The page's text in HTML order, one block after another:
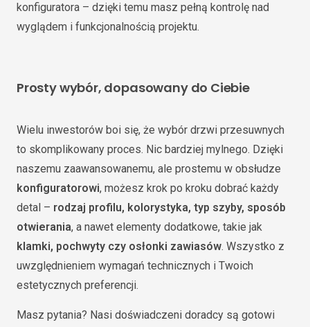
konfiguratora – dzięki temu masz pełną kontrolę nad
wyglądem i funkcjonalnością projektu.
Prosty wybór, dopasowany do Ciebie
Wielu inwestorów boi się, że wybór drzwi przesuwnych
to skomplikowany proces. Nic bardziej mylnego. Dzięki
naszemu zaawansowanemu, ale prostemu w obsłudze
konfiguratorowi, możesz krok po kroku dobrać każdy
detal – rodzaj profilu, kolorystyka, typ szyby, sposób
otwierania, a nawet elementy dodatkowe, takie jak
klamki, pochwyty czy osłonki zawiasów. Wszystko z
uwzględnieniem wymagań technicznych i Twoich
estetycznych preferencji.
Masz pytania? Nasi doświadczeni doradcy są gotowi